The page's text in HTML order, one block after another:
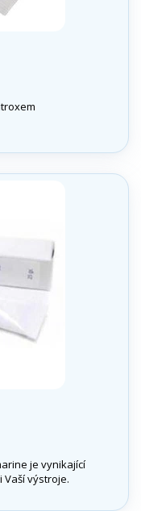
je vynikající
výstroje.